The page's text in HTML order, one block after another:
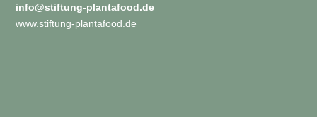
info@stiftung-plantafood.de
www.stiftung-plantafood.de